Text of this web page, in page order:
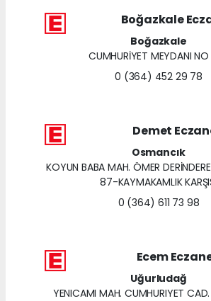
Boğazkale
Boğazkale
CUMHURİYET MEYDANI
0 (364) 452 29 78
Demet
Osmancık
KOYUN BABA MAH. ÖMER
87-KAYMAKAMLIK
0 (364) 611 73 98
Ecem
Uğurludağ
YENICAMI MAH. CUMHURIYET